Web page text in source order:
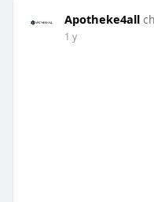
Apotheke4all
1 y